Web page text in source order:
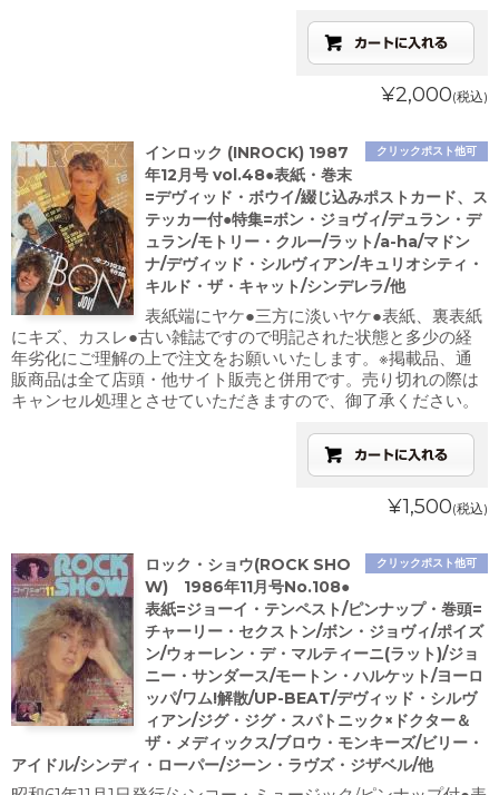
¥2,000(税込)
クリックポスト他可
インロック (INROCK) 1987
年12月号 vol.48●表紙・巻末
=デヴィッド・ボウイ/綴じ込みポストカード、ス
テッカー付●特集=ボン・ジョヴィ/デュラン・デ
ュラン/モトリー・クルー/ラット/a-ha/マドン
ナ/デヴィッド・シルヴィアン/キュリオシティ・
キルド・ザ・キャット/シンデレラ/他
表紙端にヤケ●三方に淡いヤケ●表紙、裏表紙
にキズ、カスレ●古い雑誌ですので明記された状態と多少の経
年劣化にご理解の上で注文をお願いいたします。※掲載品、通
販商品は全て店頭・他サイト販売と併用です。売り切れの際は
キャンセル処理とさせていただきますので、御了承ください。
¥1,500(税込)
クリックポスト他可
ロック・ショウ(ROCK SHO
W) 1986年11月号No.108●
表紙=ジョーイ・テンペスト/ピンナップ・巻頭=
チャーリー・セクストン/ボン・ジョヴィ/ポイズ
ン/ウォーレン・デ・マルティーニ(ラット)/ジョ
ニー・サンダース/モートン・ハルケット/ヨーロ
ッパ/ワム!解散/UP-BEAT/デヴィッド・シルヴ
ィアン/ジグ・ジグ・スパトニック×ドクター＆
ザ・メディックス/ブロウ・モンキーズ/ビリー・
アイドル/シンディ・ローパー/ジーン・ラヴズ・ジザベル/他